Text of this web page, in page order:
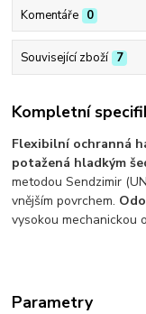
Komentáře 0
Související zboží 7
Kompletní
Flexibilní ochranná
potažená hladkým
metodou Sendzimir
vnějším povrchem.
vysokou mechanickou
Parametry